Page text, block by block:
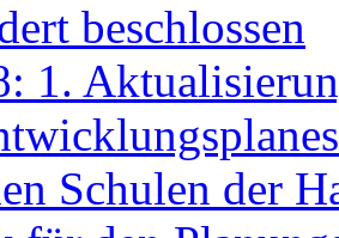
beschlossen
1.
Schulen der